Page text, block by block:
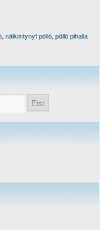
, nälkiintynyt pöllö, pöllö pihalla